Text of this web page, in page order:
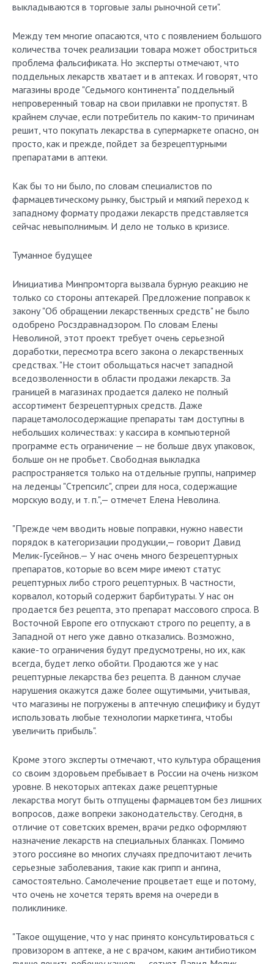
выкладываются в торговые залы рыночной сети".
Между тем многие опасаются, что с появлением большого
количества точек реализации товара может обостриться
проблема фальсификата. Но эксперты отмечают, что
поддельных лекарств хватает и в аптеках. И говорят, что
магазины вроде "Седьмого континента" поддельный
непроверенный товар на свои прилавки не пропустят. В
крайнем случае, если потребитель по каким-то причинам
решит, что покупать лекарства в супермаркете опасно, он
просто, как и прежде, пойдет за безрецептурными
препаратами в аптеки.
Как бы то ни было, по словам специалистов по
фармацевтическому рынку, быстрый и мягкий переход к
западному формату продажи лекарств представляется
сейчас невыполнимым. И дело не только в кризисе.
Туманное будущее
Инициатива Минпромторга вызвала бурную реакцию не
только со стороны аптекарей. Предложение поправок к
закону "Об обращении лекарственных средств" не было
одобрено Росздравнадзором. По словам Елены
Неволиной, этот проект требует очень серьезной
доработки, пересмотра всего закона о лекарственных
средствах. "Не стоит обольщаться насчет западной
вседозволенности в области продажи лекарств. За
границей в магазинах продается далеко не полный
ассортимент безрецептурных средств. Даже
парацетамолосодержащие препараты там доступны в
небольших количествах: у кассира в компьютерной
программе есть ограничение — не больше двух упаковок,
больше он не пробьет. Свободная выкладка
распространяется только на отдельные группы, например
на леденцы "Стрепсилс", спреи для носа, содержащие
морскую воду, и т. п.",— отмечет Елена Неволина.
"Прежде чем вводить новые поправки, нужно навести
порядок в категоризации продукции,— говорит Давид
Мелик-Гусейнов.— У нас очень много безрецептурных
препаратов, которые во всем мире имеют статус
рецептурных либо строго рецептурных. В частности,
корвалол, который содержит барбитураты. У нас он
продается без рецепта, это препарат массового спроса. В
Восточной Европе его отпускают строго по рецепту, а в
Западной от него уже давно отказались. Возможно,
какие-то ограничения будут предусмотрены, но их, как
всегда, будет легко обойти. Продаются же у нас
рецептурные лекарства без рецепта. В данном случае
нарушения окажутся даже более ощутимыми, учитывая,
что магазины не погружены в аптечную специфику и будут
использовать любые технологии маркетинга, чтобы
увеличить прибыль".
Кроме этого эксперты отмечают, что культура обращения
со своим здоровьем пребывает в России на очень низком
уровне. В некоторых аптеках даже рецептурные
лекарства могут быть отпущены фармацевтом без лишних
вопросов, даже вопреки законодательству. Сегодня, в
отличие от советских времен, врачи редко оформляют
назначение лекарств на специальных бланках. Помимо
этого россияне во многих случаях предпочитают лечить
серьезные заболевания, такие как грипп и ангина,
самостоятельно. Самолечение процветает еще и потому,
что очень не хочется терять время на очереди в
поликлинике.
"Такое ощущение, что у нас принято консультироваться с
провизором в аптеке, а не с врачом, каким антибиотиком